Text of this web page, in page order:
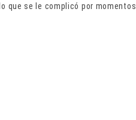
que se le complicó por momentos.